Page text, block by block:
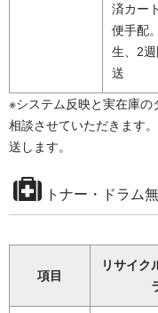
済カー
便手配
生、2
送
※システム反映と実在庫
相談させていただきます
送します。
トナー・ドラム
項目
リサイク